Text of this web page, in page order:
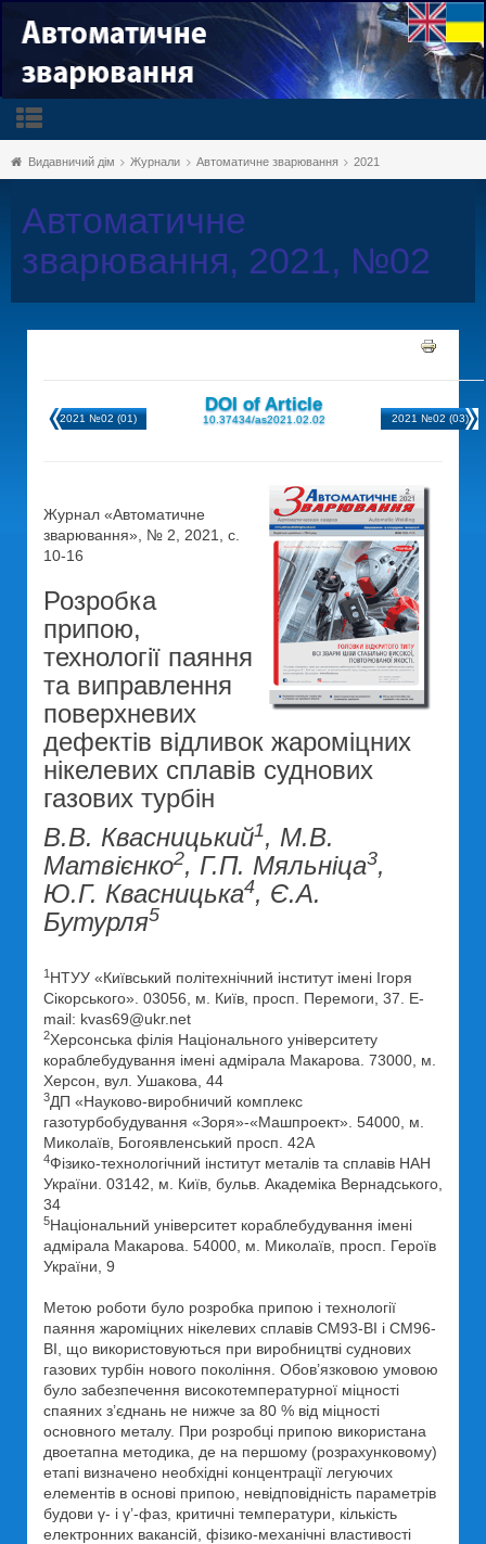
Видавничий дім Журнали Автоматичне зварювання 2021
Автоматичне
зварювання, 2021, №02
2021 №02 (01)
DOI of Article
10.37434/as2021.02.02 2021 №02 (03)
Журнал «Автоматичне
зварювання», № 2, 2021, с.
10-16
Розробка
припою,
технології паяння
та виправлення
поверхневих
дефектів відливок жароміцних
нікелевих сплавів суднових
газових турбін
В.В. Квасницький1, М.В.
Матвієнко2, Г.П. Мяльніца3,
Ю.Г. Квасницька4, Є.А.
Бутурля5
1 НТУУ «Київський політехнічний інститут імені Ігоря
Сікорського». 03056, м. Київ, просп. Перемоги, 37. E-
mail: kvas69@ukr.net
2Херсонська філія Національного університету
кораблебудування імені адмірала Макарова. 73000, м.
Херсон, вул. Ушакова, 44
3ДП «Науково-виробничий комплекс
газотурбобудування «Зоря»-«Машпроект». 54000, м.
Миколаїв, Богоявленський просп. 42А
4Фізико-технологічний інститут металів та сплавів НАН
України. 03142, м. Київ, бульв. Академіка Вернадського,
34
5Національний університет кораблебудування імені
адмірала Макарова. 54000, м. Миколаїв, просп. Героїв
України, 9
Метою роботи було розробка припою і технології
паяння жароміцних нікелевих сплавів СМ93-ВІ і СМ96-
ВІ, що використовуються при виробництві суднових
газових турбін нового покоління. Обов’язковою умовою
було забезпечення високотемпературної міцності
спаяних з’єднань не нижче за 80 % від міцності
основного металу. При розробці припою використана
двоетапна методика, де на першому (розрахунковому)
етапі визначено необхідні концентрації легуючих
елементів в основі припою, невідповідність параметрів
будови γ- і γ’-фаз, критичні температури, кількість
електронних вакансій, фізико-механічні властивості